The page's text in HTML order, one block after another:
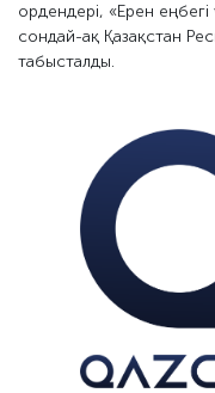
ордендері, «Ерен
сондай-ақ Қазақстан
табысталды.